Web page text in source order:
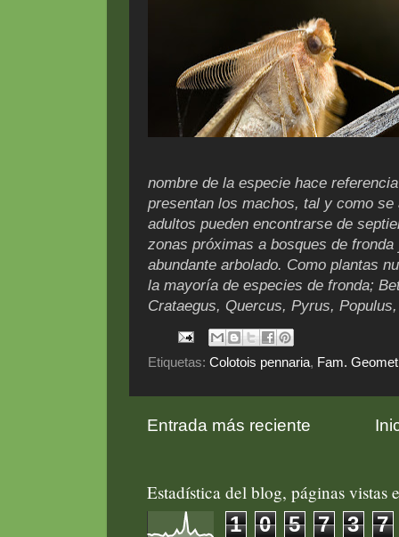
nombre de la especie hace
presentan los machos, tal y como
adultos pueden encontrarse de
zonas próximas a bosques de
abundante arbolado. Como plantas
la mayoría de especies de fronda;
Crataegus, Quercus, Pyrus,
Etiquetas: Colotois pennaria, Fam.
Entrada más reciente
Estadística del blog, páginas vistas
1 0 5 7 3 7